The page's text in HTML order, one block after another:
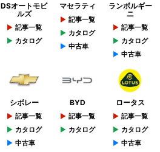
DSオートモビ
ルズ
記事一覧
カタログ
マセラティ
記事一覧
カタログ
中古車
ランボルギー
ニ
記事一覧
カタログ
中古車
シボレー
記事一覧
カタログ
中古車
BYD
記事一覧
カタログ
ロータス
記事一覧
カタログ
中古車